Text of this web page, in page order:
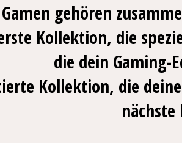
gehören
Kollektion, die
die dein Gaming-
Kollektion, die